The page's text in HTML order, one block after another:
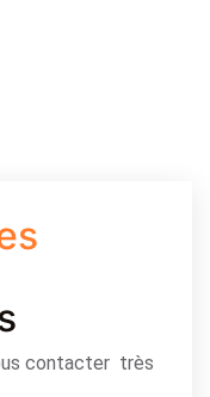
contacter très